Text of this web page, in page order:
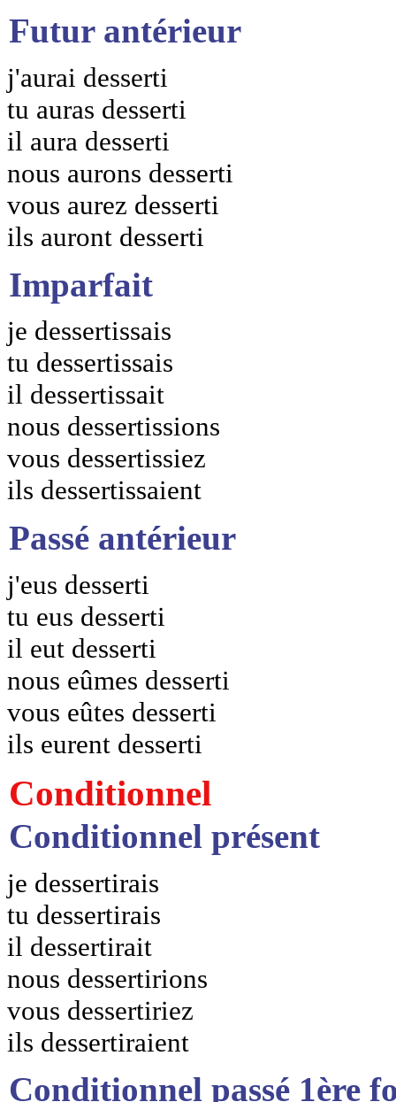
Futur antérieur
j'aurai desserti
tu auras desserti
il aura desserti
nous aurons desserti
vous aurez desserti
ils auront desserti
Imparfait
je dessertissais
tu dessertissais
il dessertissait
nous dessertissions
vous dessertissiez
ils dessertissaient
Passé antérieur
j'eus desserti
tu eus desserti
il eut desserti
nous eûmes desserti
vous eûtes desserti
ils eurent desserti
Conditionnel
Conditionnel présent
je dessertirais
tu dessertirais
il dessertirait
nous dessertirions
vous dessertiriez
ils dessertiraient
Conditionnel passé 1ère